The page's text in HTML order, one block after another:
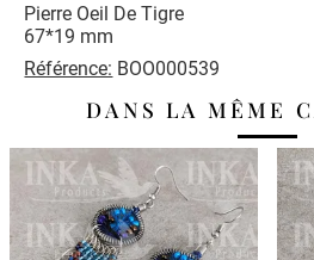
Pierre Oeil De Tigre
67*19 mm
Référence: BOO000539
DANS LA MÊME